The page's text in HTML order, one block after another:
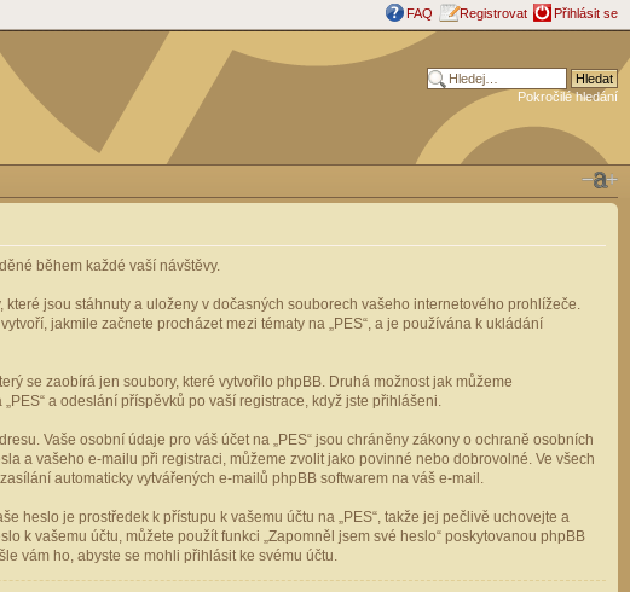
FAQ Registrovat Přihlásit se
Pokročilé hledání
během každé vaší návštěvy.
jsou stáhnuty a uloženy v dočasných souborech vašeho internetového prohlížeče.
jakmile začnete procházet mezi tématy na „PES“, a je používána k ukládání
se zaobírá jen soubory, které vytvořilo phpBB. Druhá možnost jak můžeme
a odeslání příspěvků po vaší registrace, když jste přihlášeni.
Vaše osobní údaje pro váš účet na „PES“ jsou chráněny zákony o ochraně osobních
a vašeho e-mailu při registraci, můžeme zvolit jako povinné nebo dobrovolné. Ve všech
automaticky vytvářených e-mailů phpBB softwarem na váš e-mail.
heslo je prostředek k přístupu k vašemu účtu na „PES“, takže jej pečlivě uchovejte a
k vašemu účtu, můžete použít funkci „Zapomněl jsem své heslo“ poskytovanou phpBB
vám ho, abyste se mohli přihlásit ke svému účtu.